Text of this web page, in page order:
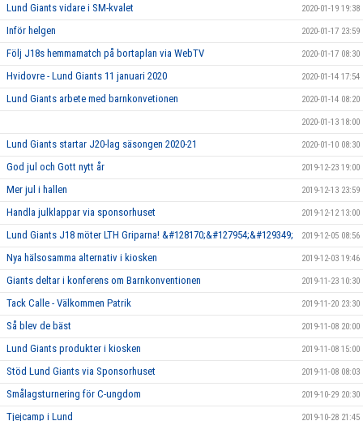
Lund Giants vidare i SM-kvalet 2020-01-19 19:38
Inför helgen 2020-01-17 23:59
Följ J18s hemmamatch på bortaplan via WebTV 2020-01-17 08:30
Hvidovre - Lund Giants 11 januari 2020 2020-01-14 17:54
Lund Giants arbete med barnkonvetionen 2020-01-14 08:20
2020-01-13 18:00
Lund Giants startar J20-lag säsongen 2020-21 2020-01-10 08:30
God jul och Gott nytt år 2019-12-23 19:00
Mer jul i hallen 2019-12-13 23:59
Handla julklappar via sponsorhuset 2019-12-12 13:00
Lund Giants J18 möter LTH Griparna! &#128170;&#127954;&#129349; 2019-12-05 08:56
Nya hälsosamma alternativ i kiosken 2019-12-03 19:46
Giants deltar i konferens om Barnkonventionen 2019-11-23 10:30
Tack Calle - Välkommen Patrik 2019-11-20 23:30
Så blev de bäst 2019-11-08 20:00
Lund Giants produkter i kiosken 2019-11-08 15:00
Stöd Lund Giants via Sponsorhuset 2019-11-08 08:03
Smålagsturnering för C-ungdom 2019-10-29 20:30
Tjejcamp i Lund 2019-10-28 21:45